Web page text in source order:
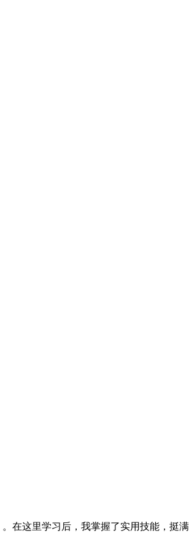
在这里学习后，我掌握了实用技能，挺